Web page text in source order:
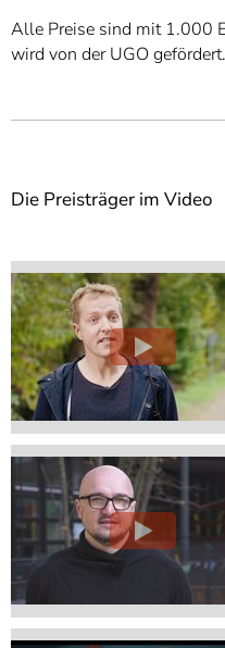
Alle Preise sind mit 1.000
wird von der UGO gefördert.
Die Preisträger im Video